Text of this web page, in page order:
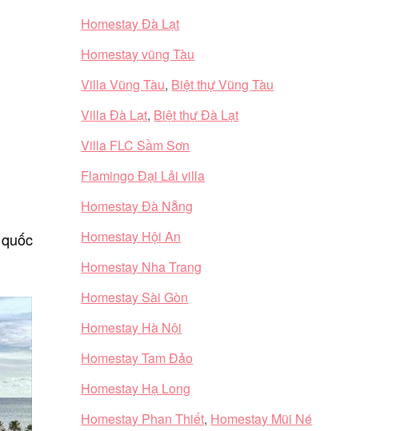
Homestay Đà Lạt
Homestay vũng Tàu
Villa Vũng Tàu, Biệt thự Vũng Tàu
Villa Đà Lạt, Biệt thự Đà Lạt
Villa FLC Sầm Sơn
Flamingo Đại Lải villa
Homestay Đà Nẵng
Homestay Hội An
Homestay Nha Trang
Homestay Sài Gòn
Homestay Hà Nội
Homestay Tam Đảo
Homestay Hạ Long
Homestay Phan Thiết, Homestay Mũi Né